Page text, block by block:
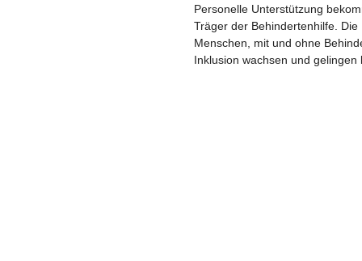
Personelle Unterstützung
Träger der Behindertenhilfe.
Menschen, mit und ohne
Inklusion wachsen und gelingen